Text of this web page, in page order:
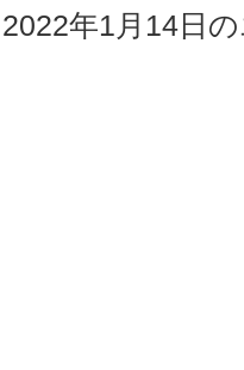
2022年1月14日